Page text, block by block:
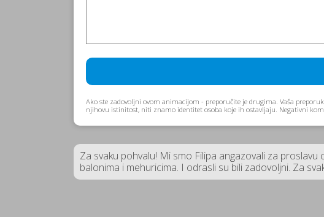
Ako ste zadovoljni ovom animacijom - preporučite je drugima. Vaša
njihovu istinitost, niti znamo identitet osoba koje ih ostavljaju. Negativni
Za svaku pohvalu! Mi smo Filipa angazovali za
balonima i mehuricima. I odrasli su bili zadovoljni. Za